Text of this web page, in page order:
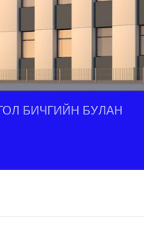
БИЧГИЙН БУЛАН